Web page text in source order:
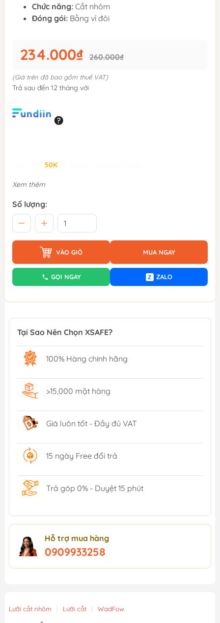
Chức năng: Cắt nhôm
Đóng gói: Bằng vỉ đôi
234.000₫ 260.000₫
(Giá trên đã bao gồm thuế VAT)
Trả sau đến 12 tháng với
50K
Xem thêm
Số lượng:
VÀO GIỎ MUA NGAY
GỌI NGAY Z ZALO
Tại Sao Nên Chọn XSAFE?
100% Hàng chính hãng
>15,000 mặt hàng
Giá luôn tốt - Đầy đủ VAT
15 ngày Free đổi trả
Trả góp 0% - Duyệt 15 phút
Hỗ trợ mua hàng
0909933258
Lưỡi cắt nhôm | Lưỡi cắt | WadFow